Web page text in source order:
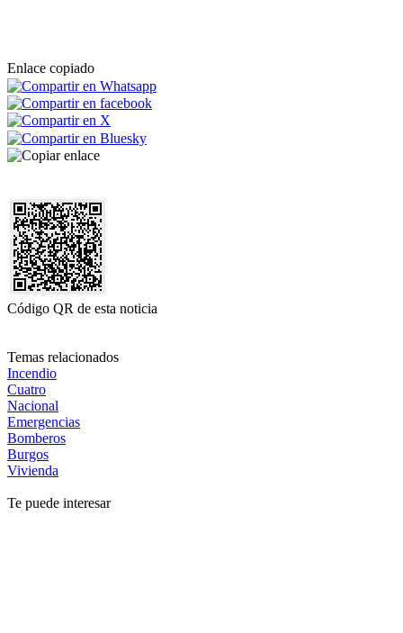
Enlace copiado
Código QR de esta noticia
Temas relacionados
Incendio
Cuatro
Nacional
Emergencias
Bomberos
Burgos
Vivienda
Te puede interesar